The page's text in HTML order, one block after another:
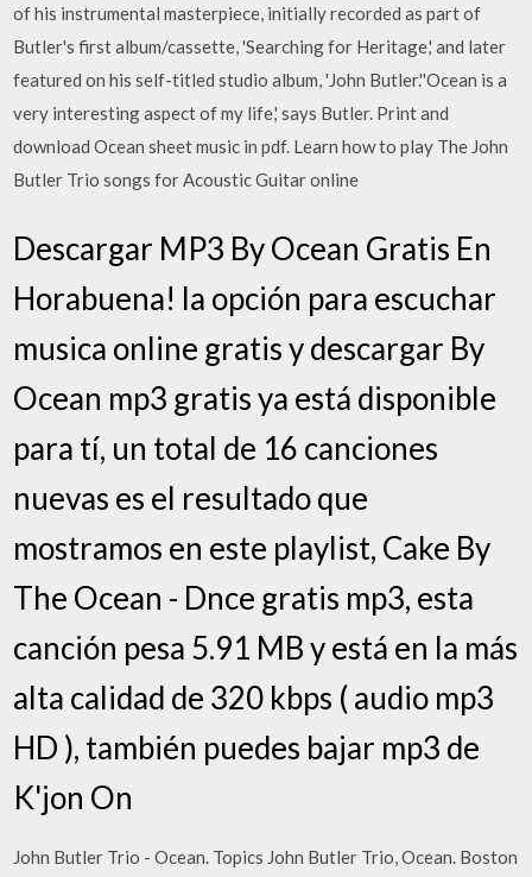
of his instrumental masterpiece, initially recorded as part of
Butler's first album/cassette, 'Searching for Heritage,' and later
featured on his self-titled studio album, 'John Butler.''Ocean is a
very interesting aspect of my life,' says Butler. Print and
download Ocean sheet music in pdf. Learn how to play The John
Butler Trio songs for Acoustic Guitar online
Descargar MP3 By Ocean Gratis En
Horabuena! la opción para escuchar
musica online gratis y descargar By
Ocean mp3 gratis ya está disponible
para tí, un total de 16 canciones
nuevas es el resultado que
mostramos en este playlist, Cake By
The Ocean - Dnce gratis mp3, esta
canción pesa 5.91 MB y está en la más
alta calidad de 320 kbps ( audio mp3
HD ), también puedes bajar mp3 de
K'jon On
John Butler Trio - Ocean. Topics John Butler Trio, Ocean. Boston